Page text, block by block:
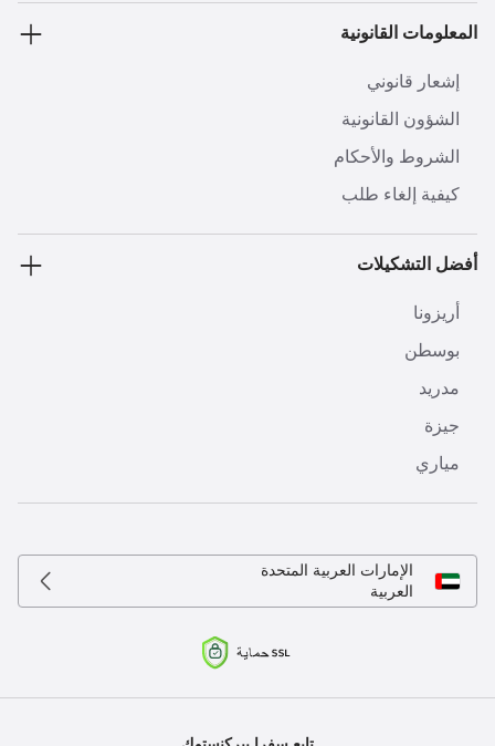
المعلومات القانونية
إشعار قانوني
الشؤون القانونية
الشروط والأحكام
كيفية إلغاء طلب
أفضل التشكيلات
أريزونا
بوسطن
مدريد
جيزة
مياري
الإمارات العربية المتحدة
العربية